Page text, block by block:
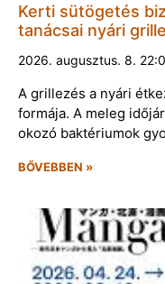
Kerti sütögetés
tanácsai nyári
2026. augusztus. 8.
A grillezés a nyári
formája. A meleg
okozó baktériumok
BŐVEBBEN »